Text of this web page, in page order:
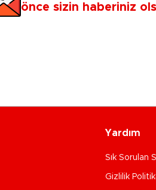
önce sizin haberiniz
Yardım
Sık Sorulan
Gizlilik